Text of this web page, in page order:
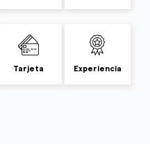
Tarjeta Experiencia